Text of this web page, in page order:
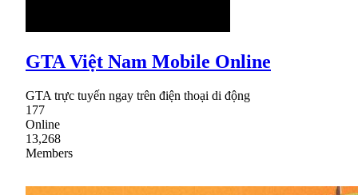
GTA Việt Nam Mobile Online
GTA trực tuyến ngay trên điện thoại di động
177
Online
13,268
Members